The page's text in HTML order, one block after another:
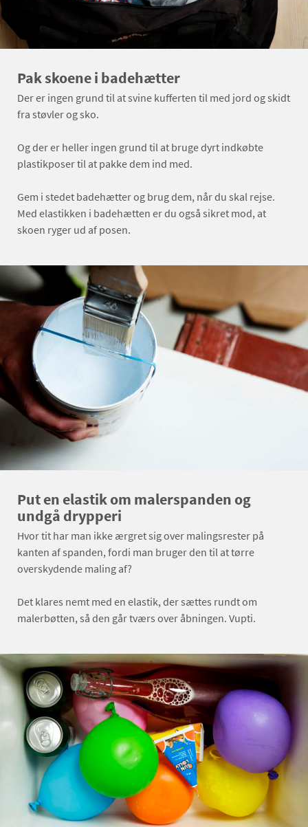
Pak skoene i badehætter
Der er ingen grund til at svine kufferten til med jord og skidt
fra støvler og sko.
Og der er heller ingen grund til at bruge dyrt indkøbte
plastikposer til at pakke dem ind med.
Gem i stedet badehætter og brug dem, når du skal rejse.
Med elastikken i badehætten er du også sikret mod, at
skoen ryger ud af posen.
Put en elastik om malerspanden og
undgå drypperi
Hvor tit har man ikke ærgret sig over malingsrester på
kanten af spanden, fordi man bruger den til at tørre
overskydende maling af?
Det klares nemt med en elastik, der sættes rundt om
malerbøtten, så den går tværs over åbningen. Vupti.